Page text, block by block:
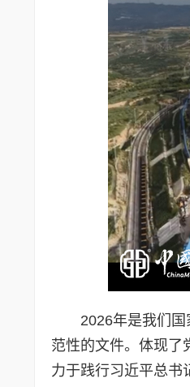
2026年是我们
范性的文件。体现了
力于践行习近平总书